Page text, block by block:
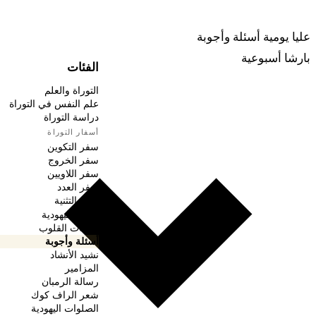
عليا يومية أسئلة وأجوبة
بارشا أسبوعية
الفئات
التوراة والعلم
علم النفس في التوراة
دراسة التوراة
أسفار التوراة
سفر التكوين
سفر الخروج
سفر اللاويين
سفر العدد
سفر التثنية
الأعياد اليهودية
واجبات القلوب
أسئلة وأجوبة
نشيد الأنشاد
المزامير
رسالة الرمبان
شعر الراف كوك
الصلوات اليهودية